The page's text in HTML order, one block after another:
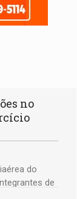
no
do
de